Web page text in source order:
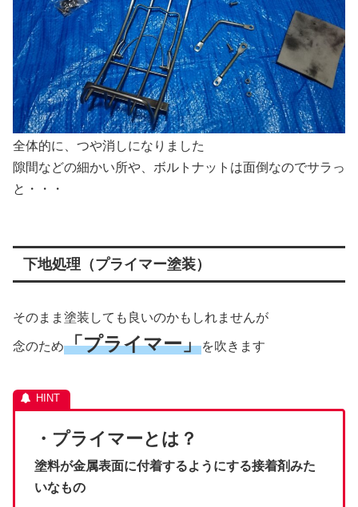
全体的に、つや消しになりました
隙間などの細かい所や、ボルトナットは面倒なのでサラっ
と・・・
下地処理（プライマー塗装）
そのまま塗装しても良いのかもしれませんが
念のため「プライマー」を吹きます
・プライマーとは？
塗料が金属表面に付着するようにする接着剤みた
いなもの